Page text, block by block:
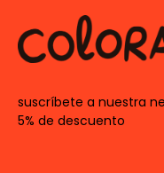
suscríbete a nuestra
5% de descuento